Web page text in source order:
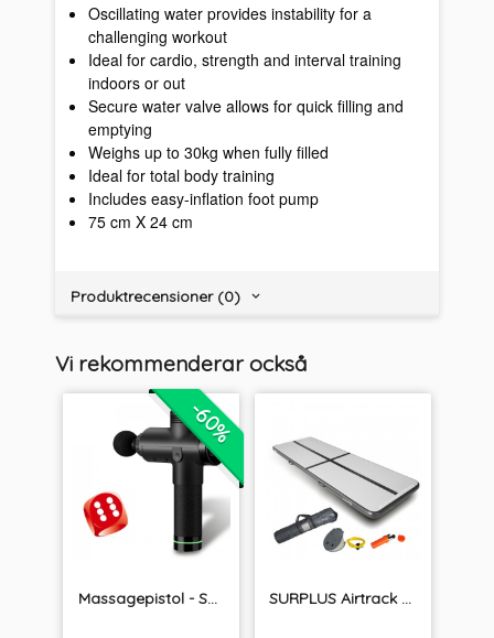
Oscillating water provides instability for a
challenging workout
Ideal for cardio, strength and interval training
indoors or out
Secure water valve allows for quick filling and
emptying
Weighs up to 30kg when fully filled
Ideal for total body training
Includes easy-inflation foot pump
75 cm X 24 cm
Produktrecensioner (0)
Vi rekommenderar också
Massagepistol - SURPLUS PRO V2.0 - Fri Frakt
-60%
SURPLUS Airtrack 4m x 1m x 10cm